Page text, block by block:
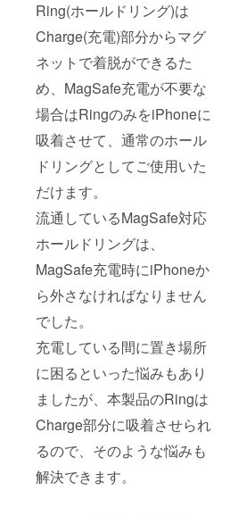
Ring(ホールドリング)は
Charge(充電)部分からマグ
ネットで着脱ができるた
め、MagSafe充電が不要な
場合はRingのみをiPhoneに
吸着させて、通常のホール
ドリングとしてご使用いた
だけます。
流通しているMagSafe対応
ホールドリングは、
MagSafe充電時にiPhoneか
ら外さなければなりません
でした。
充電している間に置き場所
に困るといった悩みもあり
ましたが、本製品のRingは
Charge部分に吸着させられ
るので、そのような悩みも
解決できます。